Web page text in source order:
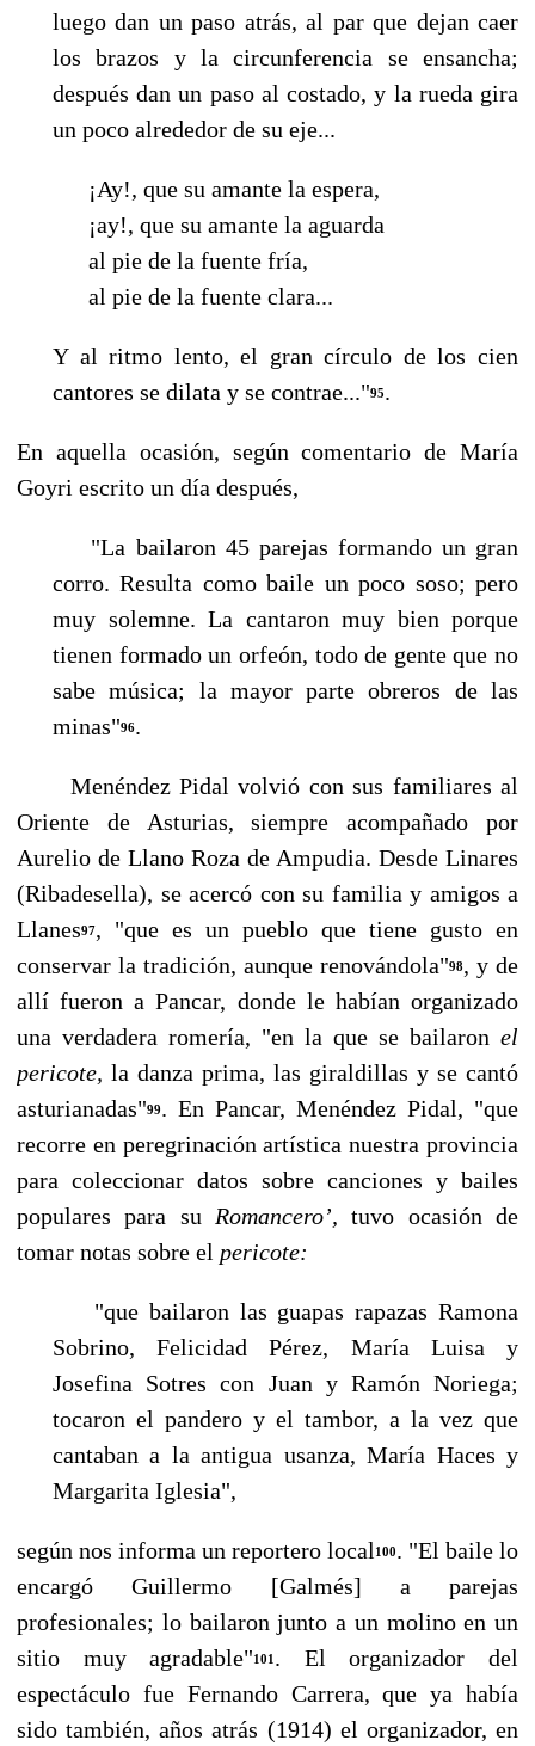
luego dan un paso atrás, al par que dejan caer
los brazos y la circunferencia se ensancha;
después dan un paso al costado, y la rueda gira
un poco alrededor de su eje...
¡Ay!, que su amante la espera,
¡ay!, que su amante la aguarda
al pie de la fuente fría,
al pie de la fuente clara...
Y al ritmo lento, el gran círculo de los cien
cantores se dilata y se contrae..."95.
En aquella ocasión, según comentario de María
Goyri escrito un día después,
"La bailaron 45 parejas formando un gran
corro. Resulta como baile un poco soso; pero
muy solemne. La cantaron muy bien porque
tienen formado un orfeón, todo de gente que no
sabe música; la mayor parte obreros de las
minas"96.
Menéndez Pidal volvió con sus familiares al
Oriente de Asturias, siempre acompañado por
Aurelio de Llano Roza de Ampudia. Desde Linares
(Ribadesella), se acercó con su familia y amigos a
Llanes97, "que es un pueblo que tiene gusto en
conservar la tradición, aunque reno­vándola"98, y de
allí fueron a Pancar, donde le habían organizado
una verdadera romería, "en la que se bailaron el
pericote, la danza prima, las giraldillas y se cantó
asturianadas"99. En Pan­car, Menéndez Pidal, "que
recorre en peregrinación artística nuestra provincia
para coleccio­nar datos sobre canciones y bailes
populares para su Romancero’,tuvo ocasión de
tomar no­tas sobre el pericote:
"que bailaron las guapas rapazas Ramona
Sobrino, Felicidad Pérez, María Luisa y
Josefina Sotres con Juan y Ramón Noriega;
tocaron el pandero y el tambor, a la vez que
cantaban a la antigua usanza, María Haces y
Margarita Iglesia",
según nos informa un reportero local 100. "El baile lo
encargó Guillermo [Galmés] a parejas
profesionales; lo bailaron junto a un molino en un
sitio muy agradable"101 . El organizador del
espectáculo fue Fernando Carrera, que ya había
sido también, años atrás (1914) el organiza­dor, en